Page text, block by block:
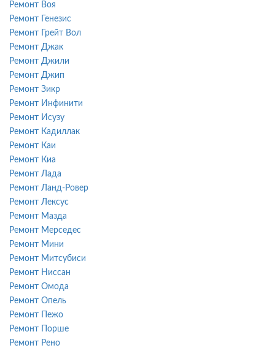
Ремонт Воя
Ремонт Генезис
Ремонт Грейт Вол
Ремонт Джак
Ремонт Джили
Ремонт Джип
Ремонт Зикр
Ремонт Инфинити
Ремонт Исузу
Ремонт Кадиллак
Ремонт Каи
Ремонт Киа
Ремонт Лада
Ремонт Ланд-Ровер
Ремонт Лексус
Ремонт Мазда
Ремонт Мерседес
Ремонт Мини
Ремонт Митсубиси
Ремонт Ниссан
Ремонт Омода
Ремонт Опель
Ремонт Пежо
Ремонт Порше
Ремонт Рено